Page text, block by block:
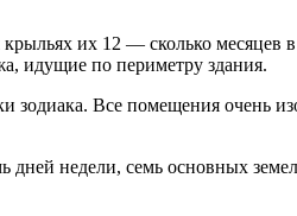
их 12 — сколько месяцев
идущие по периметру здания.
Все помещения очень
недели, семь основных